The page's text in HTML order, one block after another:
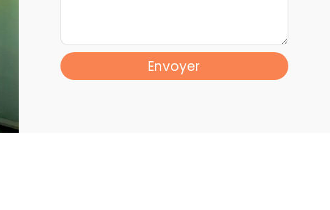
Envoyer